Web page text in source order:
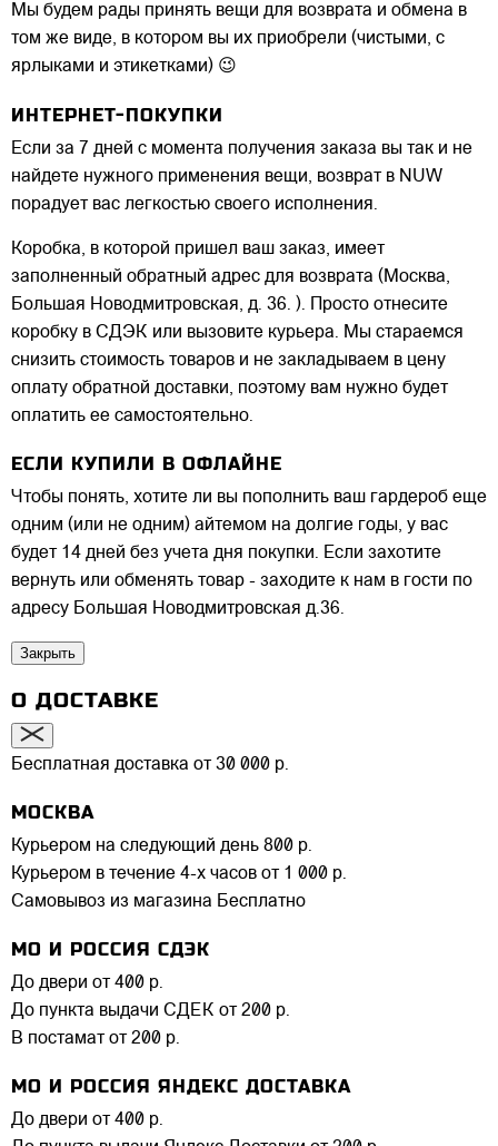
Мы будем рады принять вещи для возврата и обмена в
том же виде, в котором вы их приобрели (чистыми, с
ярлыками и этикетками) 😉
ИНТЕРНЕТ-ПОКУПКИ
Если за 7 дней с момента получения заказа вы так и не
найдете нужного применения вещи, возврат в NUW
порадует вас легкостью своего исполнения.
Коробка, в которой пришел ваш заказ, имеет
заполненный обратный адрес для возврата (Москва,
Большая Новодмитровская, д. 36. ). Просто отнесите
коробку в СДЭК или вызовите курьера. Мы стараемся
снизить стоимость товаров и не закладываем в цену
оплату обратной доставки, поэтому вам нужно будет
оплатить ее самостоятельно.
ЕСЛИ КУПИЛИ В ОФЛАЙНЕ
Чтобы понять, хотите ли вы пополнить ваш гардероб еще
одним (или не одним) айтемом на долгие годы, у вас
будет 14 дней без учета дня покупки. Если захотите
вернуть или обменять товар - заходите к нам в гости по
адресу Большая Новодмитровская д.36.
Закрыть
О ДОСТАВКЕ
Бесплатная доставка от 30 000 р.
МОСКВА
Курьером на следующий день 800 р.
Курьером в течение 4-х часов от 1 000 р.
Самовывоз из магазина Бесплатно
МО И РОССИЯ СДЭК
До двери от 400 р.
До пункта выдачи СДЕК от 200 р.
В постамат от 200 р.
МО И РОССИЯ ЯНДЕКС ДОСТАВКА
До двери от 400 р.